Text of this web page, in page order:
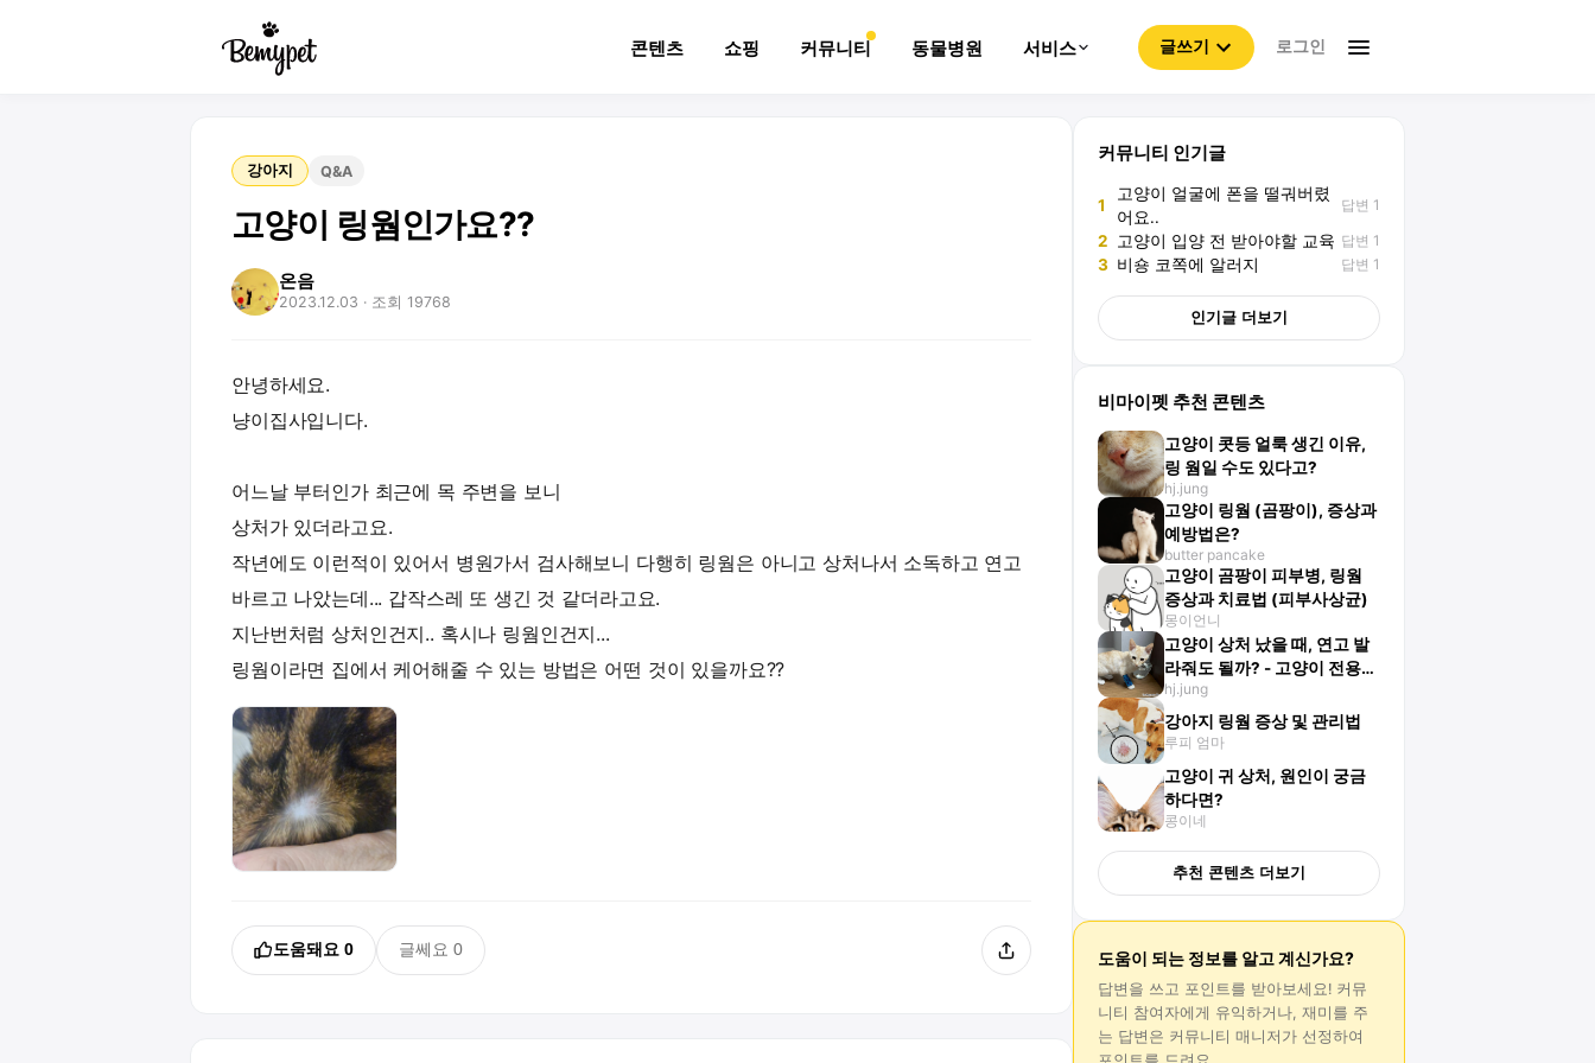
콘텐츠 쇼핑 커뮤니티 동물병원 서비스 글쓰기 로그인
강아지 Q&A
고양이 링웜인가요??
온음
2023.12.03 · 조회 19768
안녕하세요.
냥이집사입니다.
어느날 부터인가 최근에 목 주변을 보니
상처가 있더라고요.
작년에도 이런적이 있어서 병원가서 검사해보니 다행히 링웜은 아니고 상처나서 소독하고 연고
바르고 나았는데... 갑작스레 또 생긴 것 같더라고요.
지난번처럼 상처인건지.. 혹시나 링웜인건지...
링웜이라면 집에서 케어해줄 수 있는 방법은 어떤 것이 있을까요??
도움돼요 0 글쎄요 0
커뮤니티 인기글
1
고양이 얼굴에 폰을 떨궈버렸
어요..
답변 1
2 고양이 입양 전 받아야할 교육 답변 1
3 비숑 코쪽에 알러지 답변 1
인기글 더보기
비마이펫 추천 콘텐츠
고양이 콧등 얼룩 생긴 이유,
링 웜일 수도 있다고?
hj.jung
고양이 링웜 (곰팡이), 증상과
예방법은?
butter pancake
고양이 곰팡이 피부병, 링웜
증상과 치료법 (피부사상균)
몽이언니
고양이 상처 났을 때, 연고 발
라줘도 될까? - 고양이 전용
구급상자 만들기!
hj.jung
강아지 링웜 증상 및 관리법
루피 엄마
고양이 귀 상처, 원인이 궁금
하다면?
콩이네
추천 콘텐츠 더보기
도움이 되는 정보를 알고 계신가요?
답변 을 쓰고 포인트를 받아보세요! 커뮤
니티 참여자에게 유익하거나, 재미를 주
는 답변 은 커뮤니티 매니저가 선정하여